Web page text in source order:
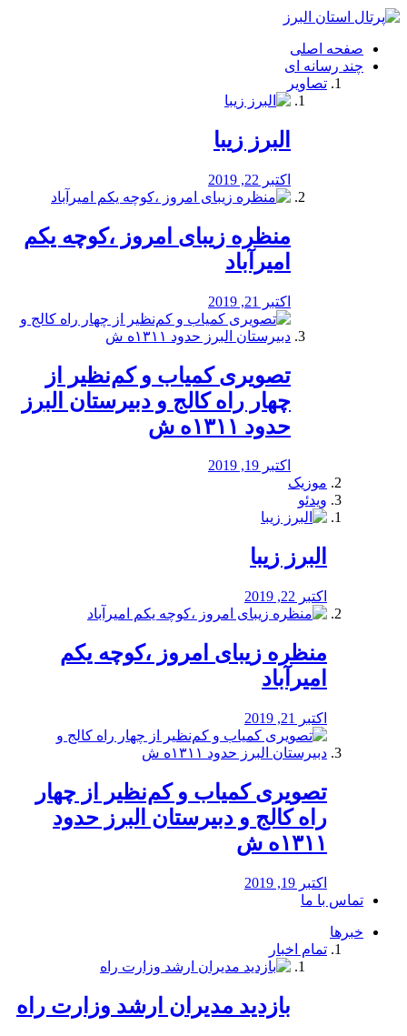
فصد
شرق
تهران
خشکشویی
صفحه اصلی
چند رسانه ای
تصاویر
البرز زیبا
اکتبر 22, 2019
منظره‌‌ زیبای امروز ،کوچه یکم
امیرآباد
اکتبر 21, 2019
️تصویری کمیاب و کم‌نظیر از
چهار راه كالج و دبيرستان البرز
حدود ۱۳۱۱ه ش
اکتبر 19, 2019
موزیک
ویدئو
البرز زیبا
اکتبر 22, 2019
منظره‌‌ زیبای امروز ،کوچه یکم
امیرآباد
اکتبر 21, 2019
️تصویری کمیاب و کم‌نظیر از چهار
راه كالج و دبيرستان البرز حدود
۱۳۱۱ه ش
اکتبر 19, 2019
تماس با ما
خبرها
تمام اخبار
بازدید مدیران ارشد وزارت راه